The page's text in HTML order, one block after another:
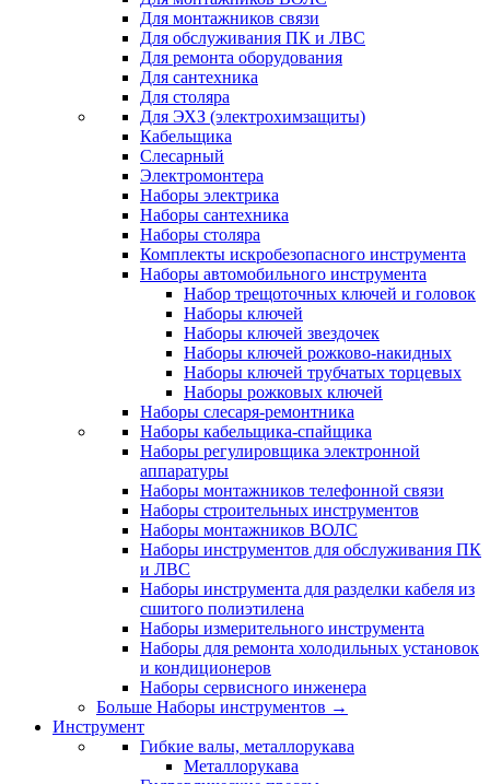
Для монтажников связи
Для обслуживания ПК и ЛВС
Для ремонта оборудования
Для сантехника
Для столяра
Для ЭХЗ (электрохимзащиты)
Кабельщика
Слесарный
Электромонтера
Наборы электрика
Наборы сантехника
Наборы столяра
Комплекты искробезопасного инструмента
Наборы автомобильного инструмента
Набор трещоточных ключей и головок
Наборы ключей
Наборы ключей звездочек
Наборы ключей рожково-накидных
Наборы ключей трубчатых торцевых
Наборы рожковых ключей
Наборы слесаря-ремонтника
Наборы кабельщика-спайщика
Наборы регулировщика электронной
аппаратуры
Наборы монтажников телефонной связи
Наборы строительных инструментов
Наборы монтажников ВОЛС
Наборы инструментов для обслуживания ПК
и ЛВС
Наборы инструмента для разделки кабеля из
сшитого полиэтилена
Наборы измерительного инструмента
Наборы для ремонта холодильных установок
и кондиционеров
Наборы сервисного инженера
Больше Наборы инструментов →
Инструмент
Гибкие валы, металлорукава
Металлорукава